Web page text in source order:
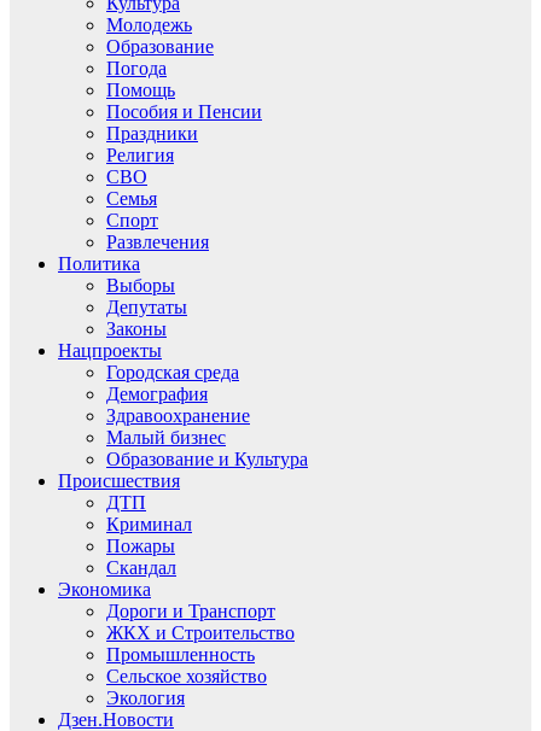
Молодежь
Образование
Погода
Помощь
Пособия и Пенсии
Праздники
Религия
СВО
Семья
Спорт
Развлечения
Политика
Выборы
Депутаты
Законы
Нацпроекты
Городская среда
Демография
Здравоохранение
Малый бизнес
Образование и Культура
Происшествия
ДТП
Криминал
Пожары
Скандал
Экономика
Дороги и Транспорт
ЖКХ и Строительство
Промышленность
Сельское хозяйство
Экология
Дзен.Новости